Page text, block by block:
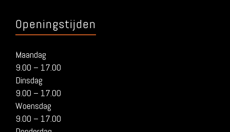
Openingstijden
Maandag
9.00 – 17.00
Dinsdag
9.00 – 17.00
Woensdag
9.00 – 17.00